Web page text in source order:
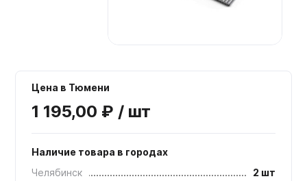
Цена в Тюмени
1 195,00 ₽ / шт
Наличие товара в городах
Челябинск
2 шт